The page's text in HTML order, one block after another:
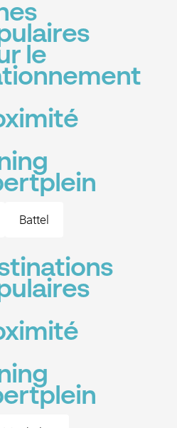
le
Battel